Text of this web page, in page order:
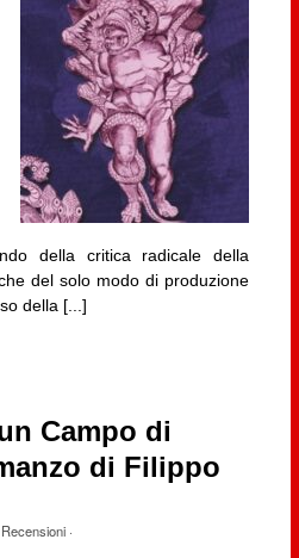
della critica radicale della
del solo modo di produzione
della [...]
Campo di
di Filippo
Recensioni·